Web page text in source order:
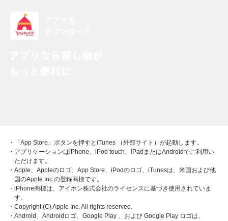
・「App Store」ボタンを押すとiTunes （外部サイト）が起動します。
・アプリケーションはiPhone、iPod touch、iPadまたはAndroidでご利用い
ただけます。
・Apple、Appleのロゴ、App Store、iPodのロゴ、iTunesは、米国および他
国のApple Inc.の登録商標です。
・iPhone商標は、アイホン株式会社のライセンスに基づき使用されていま
す。
・Copyright (C) Apple Inc. All rights reserved.
・Android、Androidロゴ、Google Play 、および Google Play ロゴは、